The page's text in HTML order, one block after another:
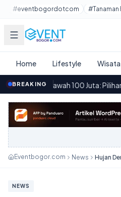
Lewati ke konten utama
#eventbogordotcom #Tanaman
Home Lifestyle Wisata
BREAKING
100 Juta: Pilihan Ideal untuk
Eventbogor.com News
NEWS